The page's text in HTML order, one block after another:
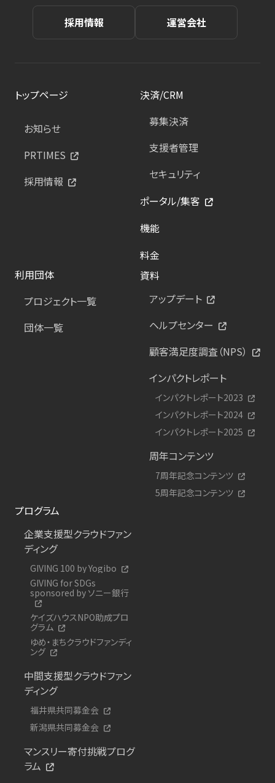
採用情報 運営会社
トップページ
お知らせ
PRTIMES
採用情報
決済/CRM
募集決済
支援者管理
セキュリティ
ポータル/集客
機能
料金
利用団体
プロジェクト一覧
団体一覧
資料
アップデート
ヘルプセンター
顧客満足度調査（NPS）
インパクトレポート
インパクトレポート2023
インパクトレポート2024
インパクトレポート2025
周年コンテンツ
7周年記念コンテンツ
5周年記念コンテンツ
プログラム
企業支援型クラウドファン
ディング
GIVING 100 by Yogibo
GIVING for SDGs
sponsored by ソニー銀行
ケイズハウスNPO助成プロ
グラム
ゆめ・まちクラウドファンディ
ング
中間支援型クラウドファン
ディング
福井県共同募金会
新潟県共同募金会
マンスリー寄付挑戦プログ
ラム